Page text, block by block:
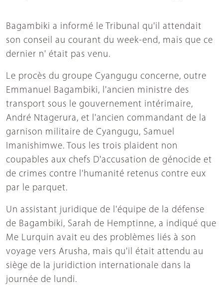
Bagambiki a informé le Tribunal qu'il attendait
son conseil au courant du week-end, mais que ce
dernier n' était pas venu.
Le procès du groupe Cyangugu concerne, outre
Emmanuel Bagambiki, l'ancien ministre des
transport sous le gouvernement intérimaire,
André Ntagerura, et l'ancien commandant de la
garnison militaire de Cyangugu, Samuel
Imanishimwe. Tous les trois plaident non
coupables aux chefs D'accusation de génocide et
de crimes contre l'humanité retenus contre eux
par le parquet.
Un assistant juridique de l'équipe de la défense
de Bagambiki, Sarah de Hemptinne, a indiqué que
Me Lurquin avait eu des problèmes liés à son
voyage vers Arusha, mais qu'il était attendu au
siège de la juridiction internationale dans la
journée de lundi.